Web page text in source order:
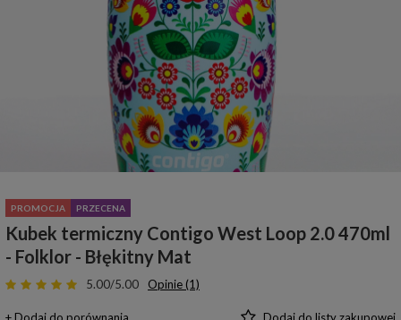
PROMOCJA PRZECENA
Kubek termiczny Contigo West Loop 2.0 470ml
- Folklor - Błękitny Mat
5.00/5.00 Opinie (1)